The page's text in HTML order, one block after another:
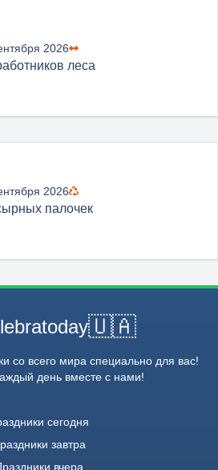
2026
леса
2026
палочек
🇺🇦
со всего мира специально для вас!
день вместе с нами!
сегодня
завтра
вчера